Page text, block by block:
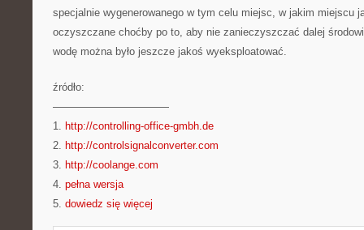
specjalnie wygenerowanego w tym celu miejsc, w jakim miejscu
oczyszczane choćby po to, aby nie zanieczyszczać dalej
wodę można było jeszcze jakoś wyeksploatować.
źródło:
———————————
1. http://controlling-office-gmbh.de
2. http://controlsignalconverter.com
3. http://coolange.com
4. pełna wersja
5. dowiedz się więcej